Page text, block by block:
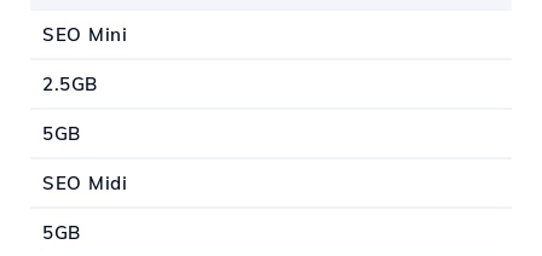
SEO Mini
2.5GB
5GB
SEO Midi
5GB